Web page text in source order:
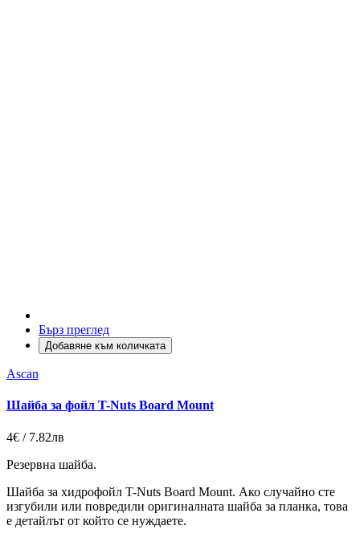
Бърз преглед
Добавяне към количката
Ascan
Шайба за фойл T-Nuts Board Mount
4€ / 7.82лв
Резервна шайба.
Шайба за хидрофойл T-Nuts Board Mount. Ако случайно сте
изгубили или повредили оригиналната шайба за планка, това
е детайлът от който се нуждаете.